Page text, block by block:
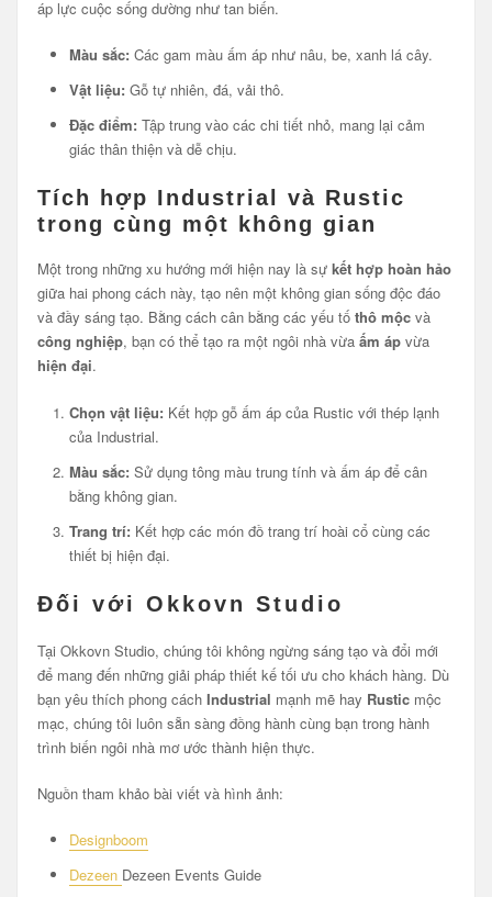
áp lực cuộc sống dường như tan biến.
Màu sắc: Các gam màu ấm áp như nâu, be, xanh lá cây.
Vật liệu: Gỗ tự nhiên, đá, vải thô.
Đặc điểm: Tập trung vào các chi tiết nhỏ, mang lại cảm
giác thân thiện và dễ chịu.
Tích hợp Industrial và Rustic
trong cùng một không gian
Một trong những xu hướng mới hiện nay là sự kết hợp hoàn hảo
giữa hai phong cách này, tạo nên một không gian sống độc đáo
và đầy sáng tạo. Bằng cách cân bằng các yếu tố thô mộcvà
công nghiệp, bạn có thể tạo ra một ngôi nhà vừa ấm ápvừa
hiện đại.
Chọn vật liệu: Kết hợp gỗ ấm áp của Rustic với thép lạnh
của Industrial.
Màu sắc: Sử dụng tông màu trung tính và ấm áp để cân
bằng không gian.
Trang trí: Kết hợp các món đồ trang trí hoài cổ cùng các
thiết bị hiện đại.
Đối với Okkovn Studio
Tại Okkovn Studio, chúng tôi không ngừng sáng tạo và đổi mới
để mang đến những giải pháp thiết kế tối ưu cho khách hàng. Dù
bạn yêu thích phong cách Industrial mạnh mẽ hay Rusticmộc
mạc, chúng tôi luôn sẵn sàng đồng hành cùng bạn trong hành
trình biến ngôi nhà mơ ước thành hiện thực.
Nguồn tham khảo bài viết và hình ảnh:
Designboom
Dezeen Dezeen Events Guide